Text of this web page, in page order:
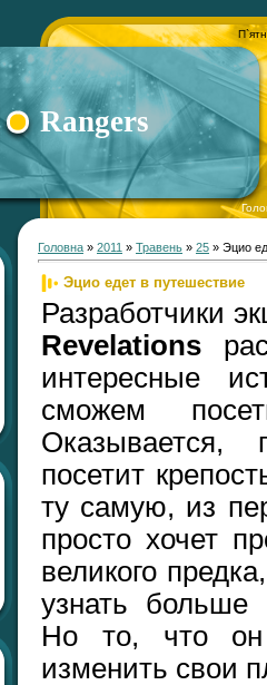
Rangers
Головна » 2011 » Травень » 25 » Эцио
Эцио едет в путешествие
Разработчики
Revelations
интересные
сможем
посетит
ту самую, из
просто хочет
великого
узнать больше
Но то, что он
изменить свои